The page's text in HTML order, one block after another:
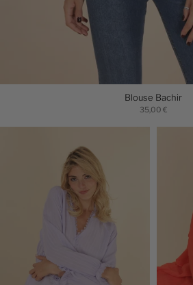
Blouse Bachir
35,00 €